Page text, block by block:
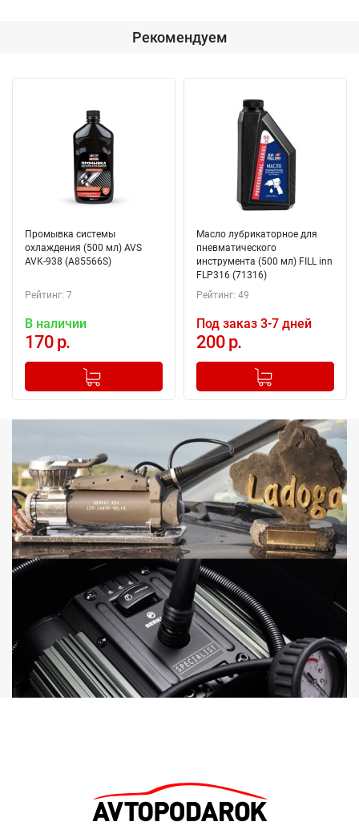
Рекомендуем
Промывка системы
охлаждения (500 мл) AVS
AVK-938 (A85566S)
Рейтинг: 7
В наличии
170 р.
+
Добавлено в корзину
Масло лубрикаторное для
пневматического
инструмента (500 мл) FILL inn
FLP316 (71316)
Рейтинг: 49
Под заказ 3-7 дней
200 р.
+
Добавлено в корзину